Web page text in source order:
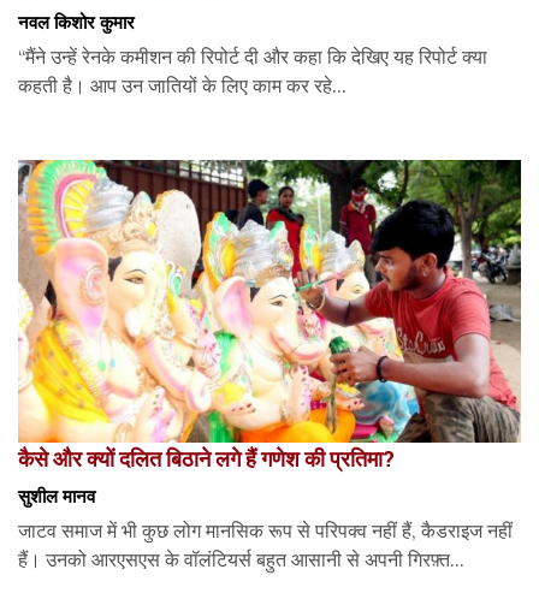
नवल किशोर कुमार
“मैंने उन्हें रेनके कमीशन की रिपोर्ट दी और कहा कि देखिए यह रिपोर्ट क्या
कहती है। आप उन जातियों के लिए काम कर रहे...
कैसे और क्यों दलित बिठाने लगे हैं गणेश की प्रतिमा?
सुशील मानव
जाटव समाज में भी कुछ लोग मानसिक रूप से परिपक्व नहीं हैं, कैडराइज नहीं
हैं। उनको आरएसएस के वॉलंटियर्स बहुत आसानी से अपनी गिरफ़्त...